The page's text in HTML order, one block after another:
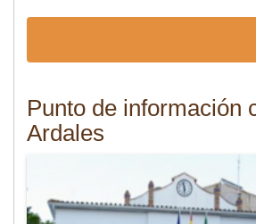
Punto de información
Ardales